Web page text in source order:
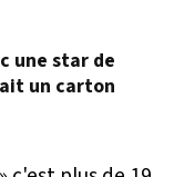
une star de
un carton